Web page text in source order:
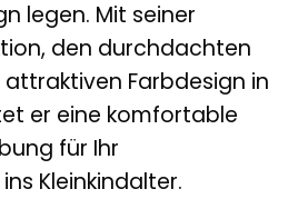
legen. Mit seiner
den durchdachten
Farbdesign in
er eine komfortable
für Ihr
Kleinkindalter.